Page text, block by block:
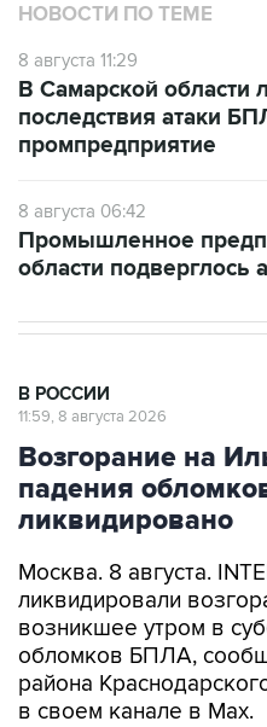
НОВОСТИ ПО ТЕМЕ
8 августа 11:29
В Самарской области
последствия атаки
промпредприятие
8 августа 06:42
Промышленное
области подверглось
В РОССИИ
11:59, 8 августа 2026
Возгорание на
падения
ликвидировано
Москва. 8 августа.
ликвидировали
возникшее утром в
обломков БПЛА,
района
в своем канале в Max.